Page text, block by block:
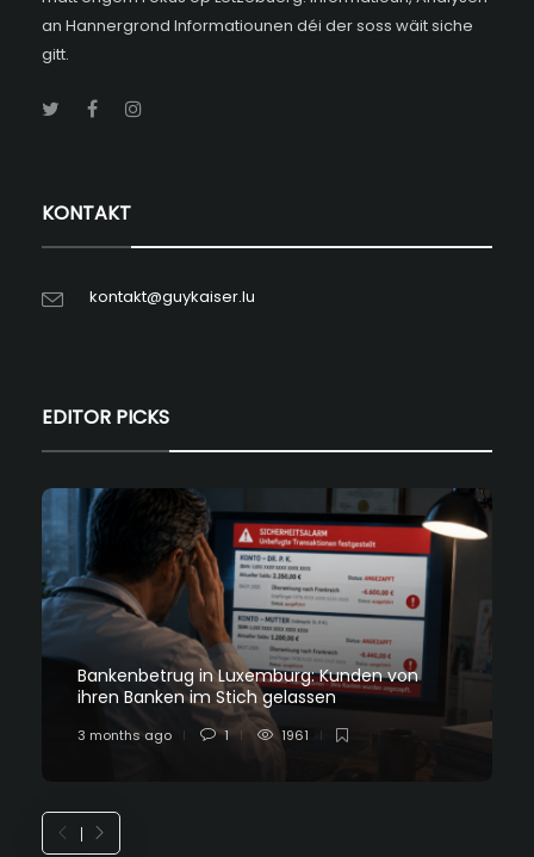
an Hannergrond Informatiounen déi der soss wäit siche
gitt.
KONTAKT
kontakt@guykaiser.lu
EDITOR PICKS
Bankenbetrug in Luxemburg: Kunden von
ihren Banken im Stich gelassen
3 months ago 1 1961